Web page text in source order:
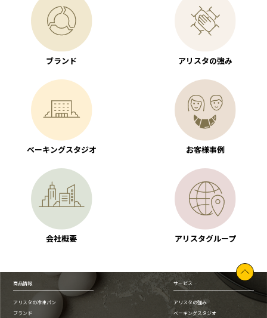
ブランド アリスタの強み
ベーキングスタジオ お客様事例
会社概要 アリスタグループ
商品情報
アリスタの冷凍パン
ブランド
サービス
アリスタの強み
ベーキングスタジオ